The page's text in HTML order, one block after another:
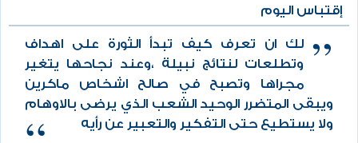
إقتباس اليوم
لك ان تعرف كيف تبدأ الثورة على اهداف
وتطلعات لنتائج نبيلة ،وعند نجاحها يتغير
مجراها وتصبح في صالح اشخاص ماكرين
ويبقى المتضرر الوحيد الشعب الذي يرضى بالاوهام
ولا يستطيع حتى التفكير والتعبير عن رأيه